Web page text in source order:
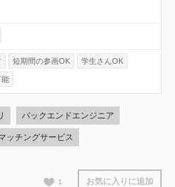
短期間の参画OK 学生さんOK
能
バックエンドエンジニア
ッチングサービス
1 お気に入りに追加